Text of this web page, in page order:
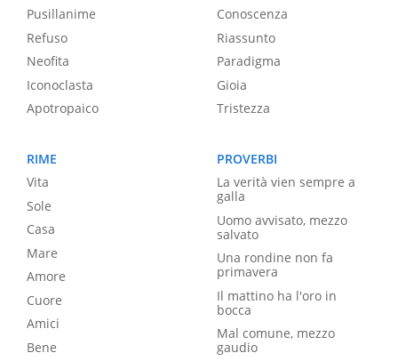
Pusillanime
Refuso
Neofita
Iconoclasta
Apotropaico
Conoscenza
Riassunto
Paradigma
Gioia
Tristezza
RIME
Vita
Sole
Casa
Mare
Amore
Cuore
Amici
Bene
PROVERBI
La verità vien sempre a
galla
Uomo avvisato, mezzo
salvato
Una rondine non fa
primavera
Il mattino ha l'oro in
bocca
Mal comune, mezzo
gaudio